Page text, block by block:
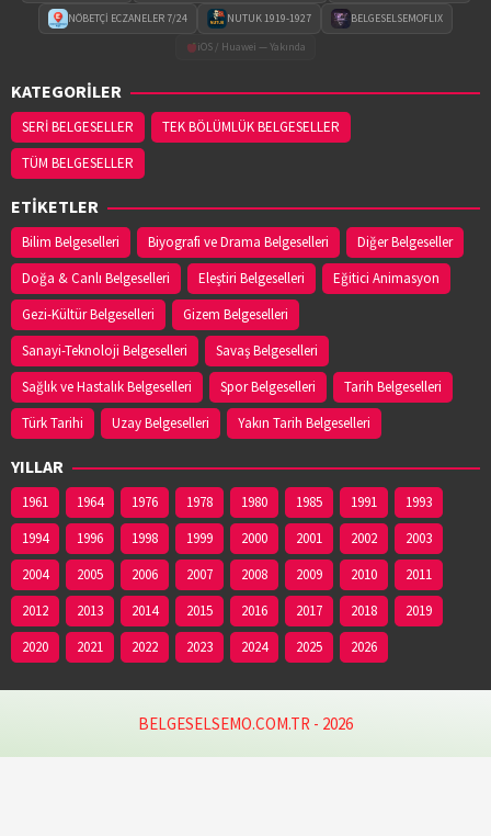
NÖBETÇİ ECZANELER 7/24 NUTUK 1919-1927
BELGESELSEMOFLIX
iOS / Huawei — Yakında
KATEGORİLER
SERİ BELGESELLER
TEK BÖLÜMLÜK BELGESELLER
TÜM BELGESELLER
ETİKETLER
Bilim Belgeselleri Biyografi ve Drama Belgeselleri
Diğer Belgeseller
Doğa & Canlı Belgeselleri
Eleştiri Belgeselleri
Eğitici Animasyon
Gezi-Kültür Belgeselleri
Gizem Belgeselleri
Sanayi-Teknoloji Belgeselleri
Savaş Belgeselleri
Sağlık ve Hastalık Belgeselleri
Spor Belgeselleri
Tarih Belgeselleri
Türk Tarihi
Uzay Belgeselleri Yakın Tarih Belgeselleri
YILLAR
1961 1964 1976 1978 1980 1985 1991
1993
1994
1996 1998 1999 2000 2001 2002
2003
2004
2005 2006 2007 2008 2009 2010
2011
2012
2013 2014 2015 2016 2017 2018
2019
2020
2021 2022 2023 2024 2025 2026
BELGESELSEMO.COM.TR - 2026